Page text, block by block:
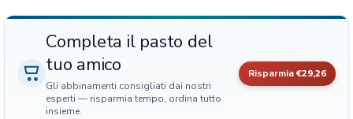
p
e
C
a
Completa il pasto del
tuo amico
Gli abbinamenti consigliati dai nostri
esperti — risparmia tempo, ordina tutto
insieme.
Risparmia€29,26